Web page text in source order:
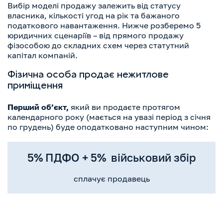
Вибір моделі продажу залежить від статусу
власника, кількості угод на рік та бажаного
податкового навантаження. Нижче розберемо 5
юридичних сценаріїв – від прямого продажу
фізособою до складних схем через статутний
капітал компаній.
Фізична особа продає нежитлове
приміщення
Перший обʼєкт, який ви продаєте протягом
календарного року (мається на увазі період з січня
по грудень) буде оподатковано наступним чином:
5% ПДФО + 5% військовий збір
сплачує продавець